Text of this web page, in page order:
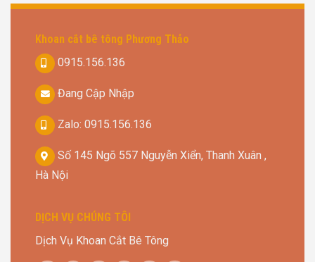
Khoan cắt bê tông Phương Thảo
0915.156.136
Đang Cập Nhập
Zalo: 0915.156.136
Số 145 Ngõ 557 Nguyễn Xiển, Thanh Xuân ,
Hà Nội
DỊCH VỤ CHÚNG TÔI
Dịch Vụ Khoan Cắt Bê Tông